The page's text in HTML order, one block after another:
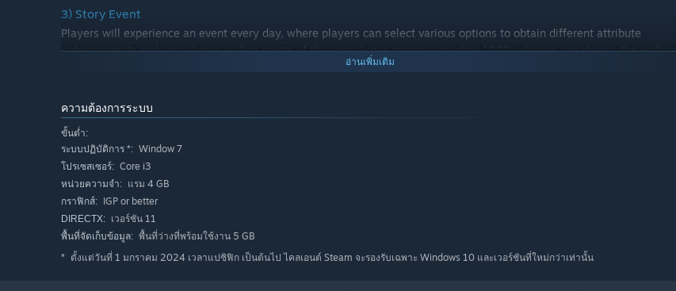
3) Story Event
Players will experience an event every day, where players can select various options to obtain different attribute
enhancements and apocalypse ending points. If the apocalypse progress reaches 100%, players can choose the ending
4) Restaurant
Players can make deck adjustments or supplies in the restaurant.
อ่านเพิ่มเติม
ความต้องการระบบ
ขั้นต่ำ:
ระบบปฏิบัติการ *: Window 7
โปรเซสเซอร์: Core i3
หน่วยความจำ: แรม 4 GB
กราฟิกส์: IGP or better
DIRECTX: เวอร์ชัน 11
พื้นที่จัดเก็บข้อมูล: พื้นที่ว่างที่พร้อมใช้งาน 5 GB
* ตั้งแต่วันที่ 1 มกราคม 2024 เวลาแปซิฟิก เป็นต้นไป ไคลเอนต์ Steam จะรองรับเฉพาะ Windows 10 และเวอร์ชันที่ใหม่กว่าเท่านั้น